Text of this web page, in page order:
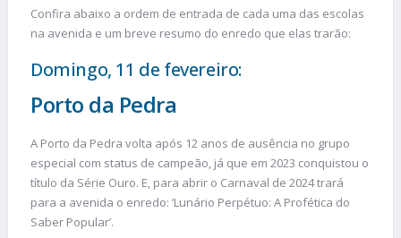
Confira abaixo a ordem de entrada de cada uma das escolas
na avenida e um breve resumo do enredo que elas trarão:
Domingo, 11 de fevereiro:
Porto da Pedra
A Porto da Pedra volta após 12 anos de ausência no grupo
especial com status de campeão, já que em 2023 conquistou o
título da Série Ouro. E, para abrir o Carnaval de 2024 trará
para a avenida o enredo: ‘Lunário Perpétuo: A Profética do
Saber Popular’.